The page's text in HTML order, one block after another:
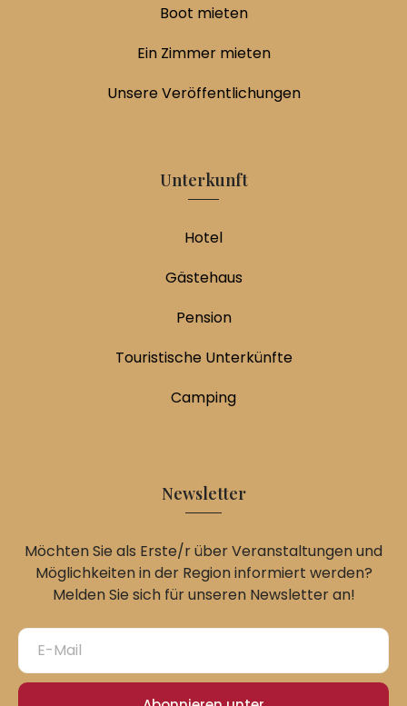
Boot mieten
Ein Zimmer mieten
Unsere Veröffentlichungen
Unterkunft
Hotel
Gästehaus
Pension
Touristische Unterkünfte
Camping
Newsletter
Möchten Sie als Erste/r über Veranstaltungen und
Möglichkeiten in der Region informiert werden?
Melden Sie sich für unseren Newsletter an!